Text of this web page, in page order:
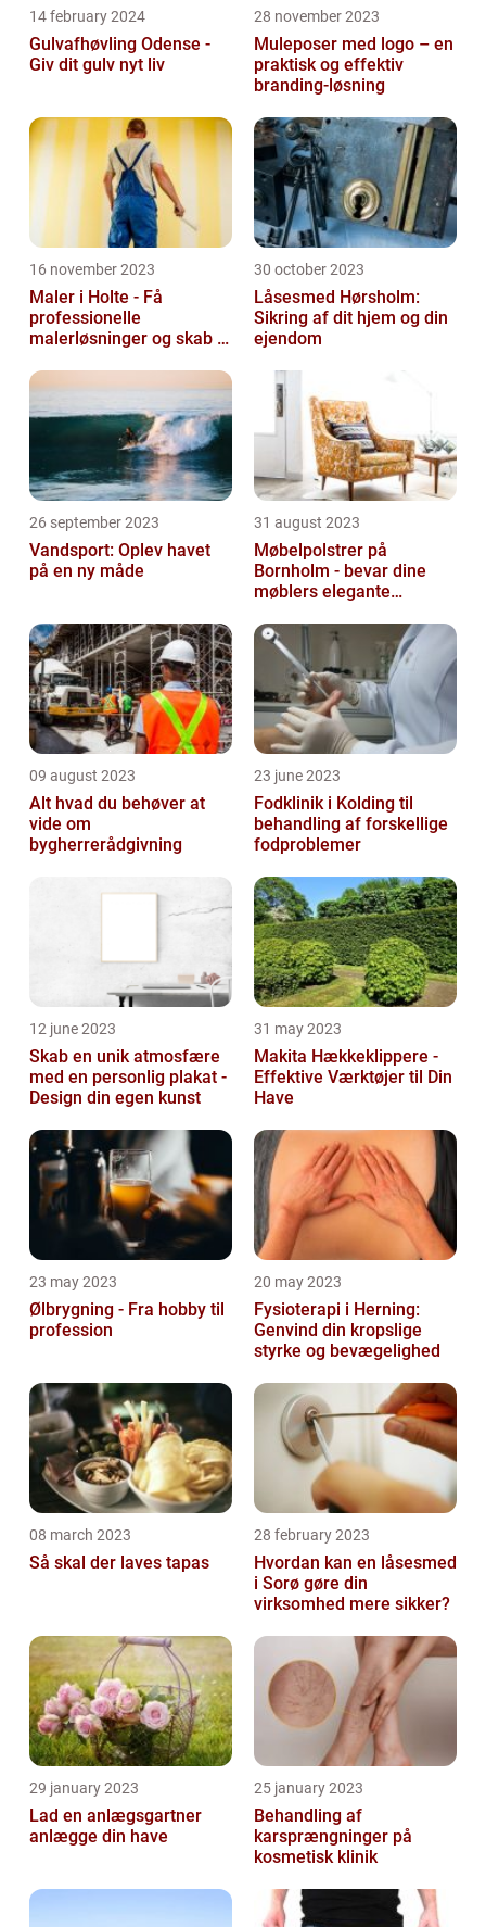
14 february 2024
Gulvafhøvling Odense -
Giv dit gulv nyt liv
28 november 2023
Muleposer med logo – en
praktisk og effektiv
branding-løsning
16 november 2023
Maler i Holte - Få
professionelle
malerløsninger og skab et
30 october 2023
Låsesmed Hørsholm:
Sikring af dit hjem og din
ejendom
26 september 2023
Vandsport: Oplev havet
på en ny måde
31 august 2023
Møbelpolstrer på
Bornholm - bevar dine
møblers elegante
09 august 2023
Alt hvad du behøver at
vide om
bygherrerådgivning
23 june 2023
Fodklinik i Kolding til
behandling af forskellige
fodproblemer
12 june 2023
Skab en unik atmosfære
med en personlig plakat -
Design din egen kunst
31 may 2023
Makita Hækkeklippere -
Effektive Værktøjer til Din
Have
23 may 2023
Ølbrygning - Fra hobby til
profession
20 may 2023
Fysioterapi i Herning:
Genvind din kropslige
styrke og bevægelighed
08 march 2023
Så skal der laves tapas
28 february 2023
Hvordan kan en låsesmed
i Sorø gøre din
virksomhed mere sikker?
29 january 2023
Lad en anlægsgartner
anlægge din have
25 january 2023
Behandling af
karsprængninger på
kosmetisk klinik